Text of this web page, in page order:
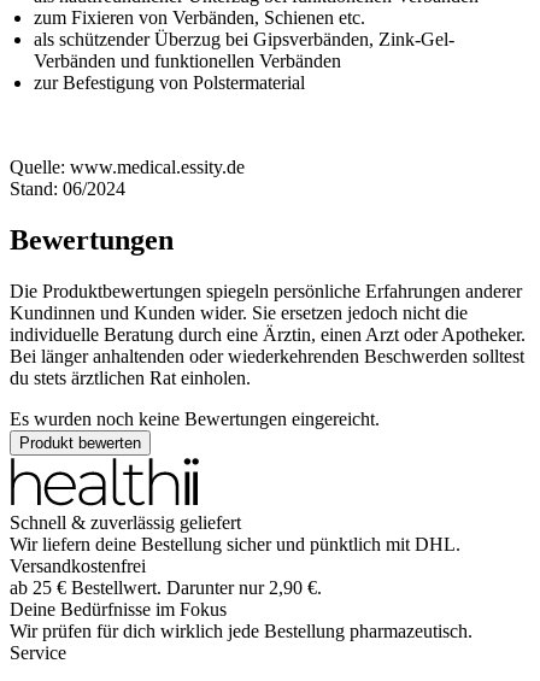
zum Fixieren von Verbänden, Schienen etc.
als schützender Überzug bei Gipsverbänden, Zink-Gel-
Verbänden und funktionellen Verbänden
zur Befestigung von Polstermaterial
Quelle: www.medical.essity.de
Stand: 06/2024
Bewertungen
Die Produktbewertungen spiegeln persönliche Erfahrungen anderer
Kundinnen und Kunden wider. Sie ersetzen jedoch nicht die
individuelle Beratung durch eine Ärztin, einen Arzt oder Apotheker.
Bei länger anhaltenden oder wiederkehrenden Beschwerden solltest
du stets ärztlichen Rat einholen.
Es wurden noch keine Bewertungen eingereicht.
Produkt bewerten
Schnell & zuverlässig geliefert
Wir liefern deine Bestellung sicher und pünktlich mit DHL.
Versandkostenfrei
ab 25 € Bestellwert. Darunter nur 2,90 €.
Deine Bedürfnisse im Fokus
Wir prüfen für dich wirklich jede Bestellung pharmazeutisch.
Service